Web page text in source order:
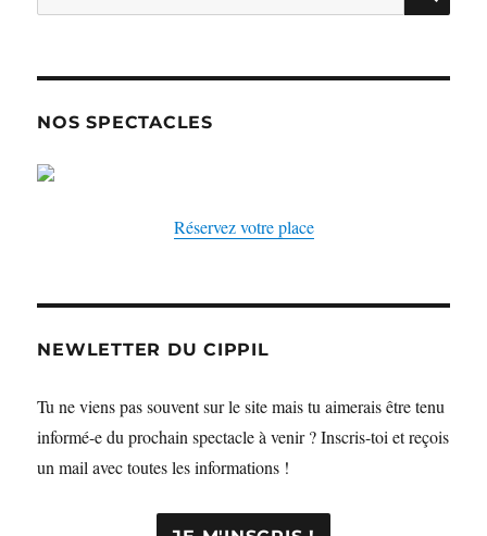
pour :
NOS SPECTACLES
Réservez votre place
NEWLETTER DU CIPPIL
Tu ne viens pas souvent sur le site mais tu aimerais être tenu
informé-e du prochain spectacle à venir ? Inscris-toi et reçois
un mail avec toutes les informations !